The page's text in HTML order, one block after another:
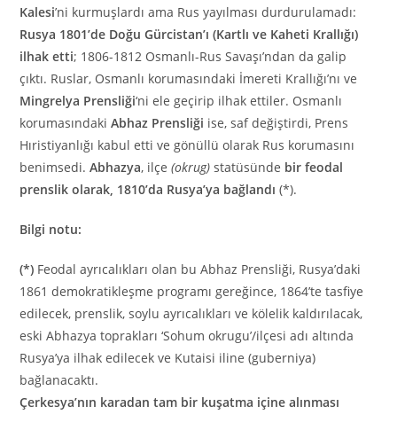
Kalesi’ni kurmuşlardı ama Rus yayılması durdurulamadı:
Rusya 1801’de Doğu Gürcistan’ı (Kartlı ve Kaheti Krallığı)
ilhak etti; 1806-1812 Osmanlı-Rus Savaşı’ndan da galip
çıktı. Ruslar, Osmanlı korumasındaki İmereti Krallığı’nı ve
Mingrelya Prensliği‘ni ele geçirip ilhak ettiler. Osmanlı
korumasındakiAbhaz Prensliği ise, saf değiştirdi, Prens
Hıristiyanlığı kabul etti ve gönüllü olarak Rus korumasını
benimsedi.Abhazya, ilçe(okrug) statüsünde bir feodal
prenslik olarak, 1810’da Rusya’ya bağlandı (*).
Bilgi notu:
(*) Feodal ayrıcalıkları olan bu Abhaz Prensliği, Rusya’daki
1861 demokratikleşme programı gereğince, 1864’te tasfiye
edilecek, prenslik, soylu ayrıcalıkları ve kölelik kaldırılacak,
eski Abhazya toprakları ‘Sohum okrugu’/ilçesi adı altında
Rusya’ya ilhak edilecek ve Kutaisi iline (guberniya)
bağlanacaktı.
Çerkesya’nın karadan tam bir kuşatma içine alınması